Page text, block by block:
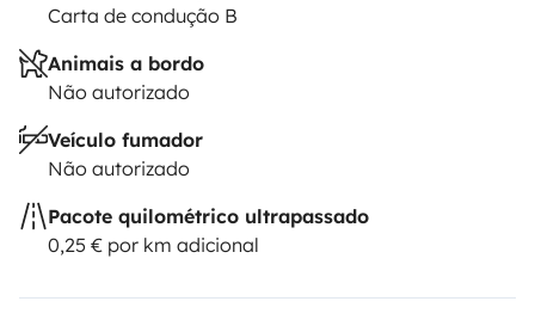
Carta de condução B
Animais a bordo
Não autorizado
Veículo fumador
Não autorizado
Pacote quilométrico ultrapassado
0,25 € por km adicional